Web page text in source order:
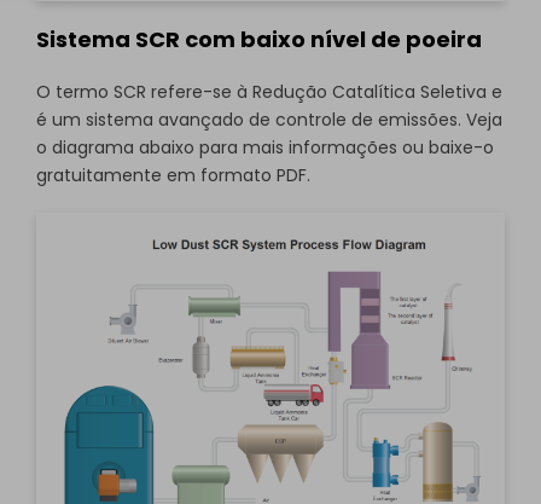
Clique para usar e editar este modelo online grátis.
Se você ainda não o tem, pode baixá-lo
grátis
abaixo.
Sistema SCR com baixo nível de poeira
O termo SCR refere-se à Redução Catalítica Seletiva e
é um sistema avançado de controle de emissões. Veja
o diagrama abaixo para mais informações ou baixe-o
gratuitamente em formato PDF.